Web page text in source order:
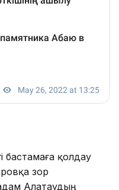
бастамаға қолдау
зор
Алатаудың